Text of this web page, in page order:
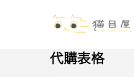
代購表格